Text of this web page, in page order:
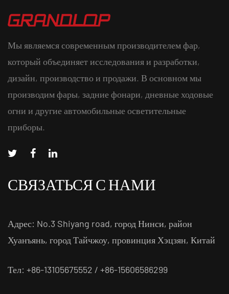
Мы являемся современным производителем фар,
который объединяет исследования и разработки,
дизайн, производство и продажи. В основном мы
производим фары, задние фонари, дневные ходовые
огни и другие автомобильные осветительные
приборы.
СВЯЗАТЬСЯ С НАМИ
Адрес: No.3 Shiyang road, город Нинси, район
Хуанъянь, город Тайчжоу, провинция Хэцзян, Китай
Тел: +86-13105675552 / +86-15606586299